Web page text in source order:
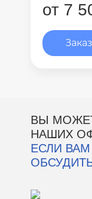
от 7
ВЫ
НАШИХ
ЕСЛИ